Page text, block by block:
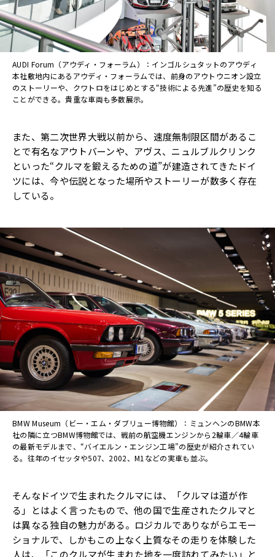
AUDI Forum（アウディ・フォーラム）：インゴルシュタットのアウディ
本社敷地内にあるアウディ・フォーラムでは、前身のアウトウニオン設立
のストーリーや、クワトロをはじめとする“技術による先進”の歴史を知る
ことができる。貴重な車両も多数展示。
また、第二次世界大戦以前から、速度無制限区間があるこ
とで有名なアウトバーンや、アヴス、ニュルブルクリンク
といった“クルマを鍛えるための道”が建造されてきたドイ
ツには、今や伝説となった場所やストーリーが数多く存在
している。
BMW Museum（ビー・エム・ダブリュー博物館）：ミュンヘンのBMW本
社の隣に立つBMW博物館では、戦前の航空機エンジンから2輪車／4輪車
の最新モデルまで、“バイエルン・エンジン工場”の歴史が紹介されてい
る。往年のイセッタや507、2002、M1などの実車も並ぶ。
そんなドイツで生まれたクルマには、「クルマは道が作
る」とはよく言ったもので、他の国で生産されたクルマと
は異なる独自の魅力がある。ロジカルでありながらエモー
ショナルで、しかもこの上なく上質なその走りを体験した
人は、「このクルマが生まれた地を一度訪れてみたい」と